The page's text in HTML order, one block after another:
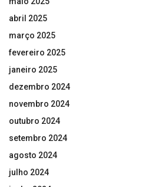
abril 2025
março 2025
fevereiro 2025
janeiro 2025
dezembro 2024
novembro 2024
outubro 2024
setembro 2024
agosto 2024
julho 2024